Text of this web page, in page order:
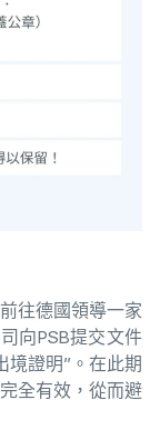
往德國領導一家
向PSB提交文件
境證明”。在此期
全有效，從而避